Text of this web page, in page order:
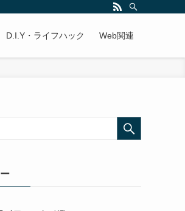
D.I.Y・ライフハック Web関連